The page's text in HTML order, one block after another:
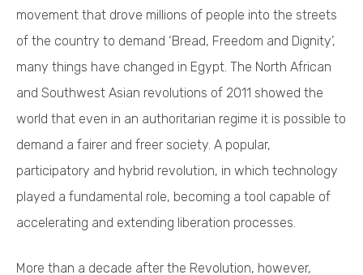
movement that drove millions of people into the streets
of the country to demand ‘Bread, Freedom and Dignity’,
many things have changed in Egypt. The North African
and Southwest Asian revolutions of 2011 showed the
world that even in an authoritarian regime it is possible to
demand a fairer and freer society. A popular,
participatory and hybrid revolution, in which technology
played a fundamental role, becoming a tool capable of
accelerating and extending liberation processes.
More than a decade after the Revolution, however,